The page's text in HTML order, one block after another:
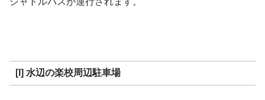
[I] 水辺の楽校周辺駐車場